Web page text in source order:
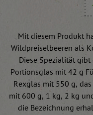
Mit diesem Produkt
Wildpreiselbeeren als
Diese Spezialität gibt
Portionsglas mit 42 g
Rexglas mit 550 g,
mit 600 g, 1 kg, 2 kg
die Bezeichnung